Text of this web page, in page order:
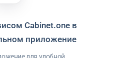
использования ·
Cabinet.one в
приложение